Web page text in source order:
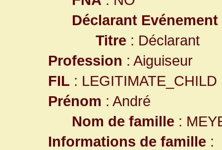
Déclarant Evénement
Titre : Déclarant
Profession : Aiguiseur
FIL : LEGITIMATE_CHILD
Prénom : André
Nom de famille :
Informations de famille :